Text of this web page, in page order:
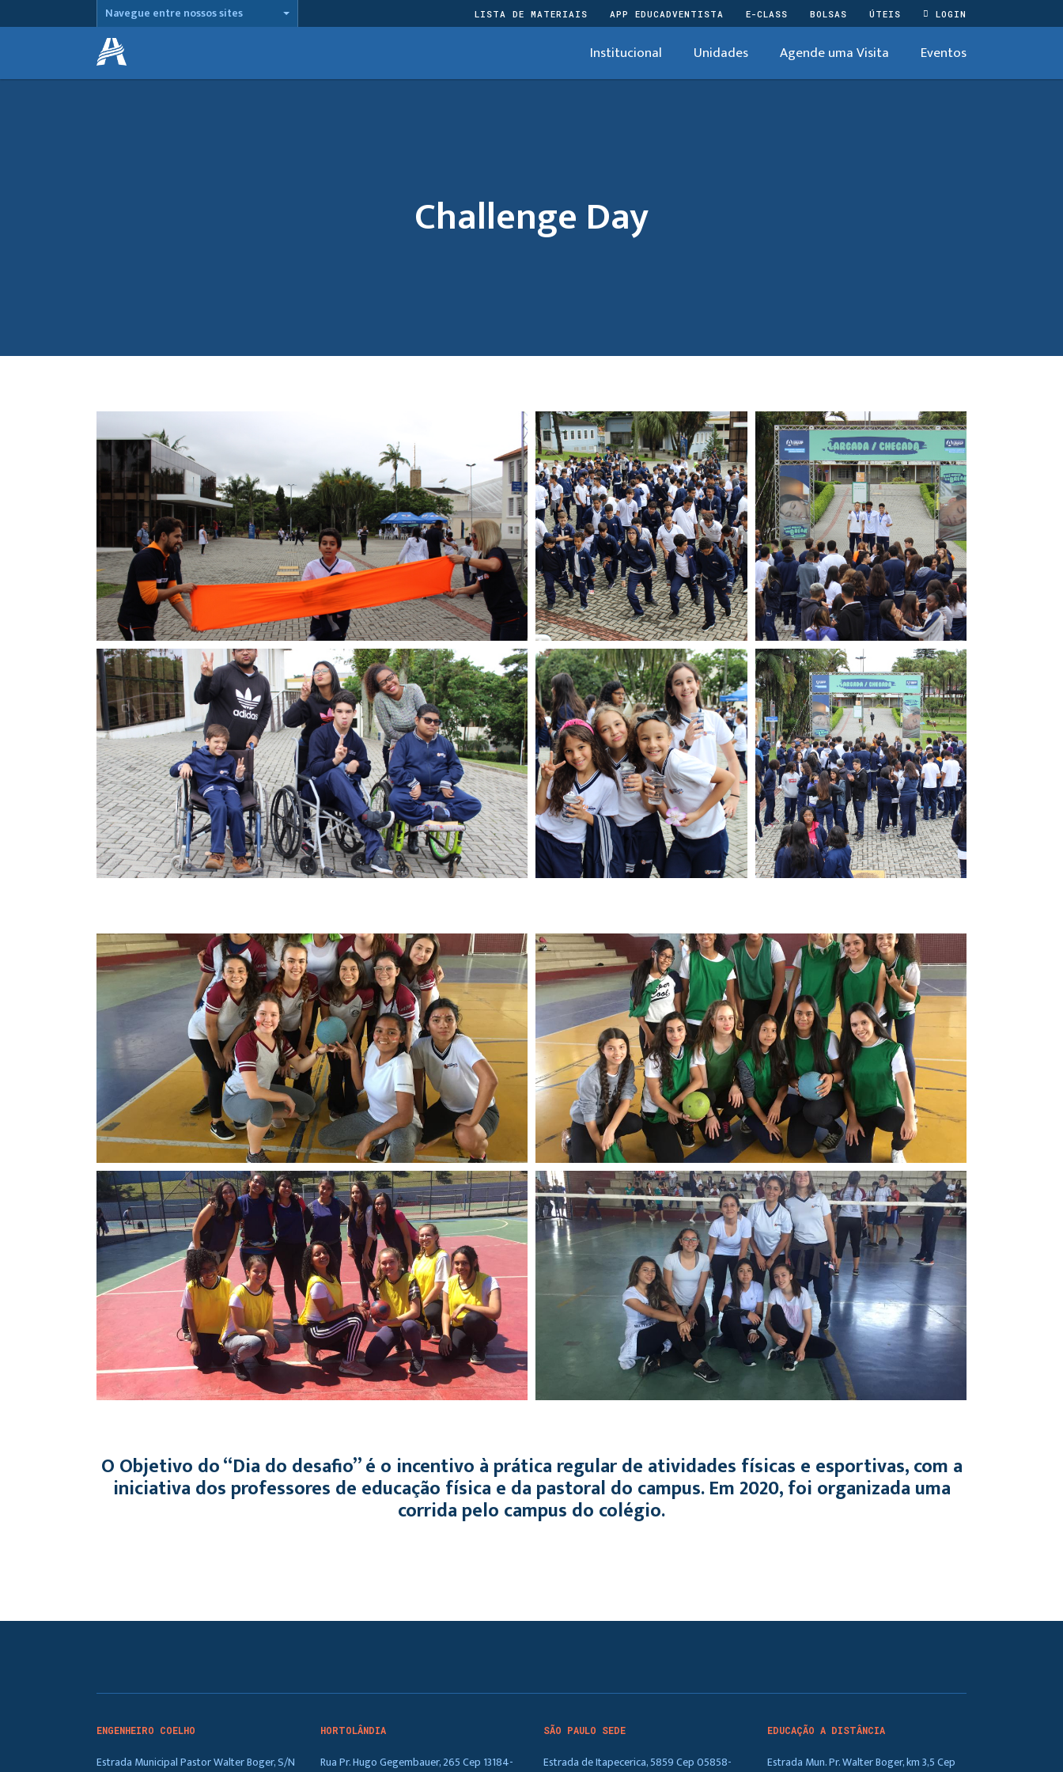
Navegue entre nossos sites LISTA DE MATERIAIS APP EDUCADVENTISTA E-CLASS BOLSAS ÚTEIS LOGIN
Institucional Unidades Agende uma Visita Eventos
Challenge Day
O Objetivo do “Dia do desafio” é o incentivo à prática regular de atividades físicas e esportivas, com a
iniciativa dos professores de educação física e da pastoral do campus. Em 2020, foi organizada uma
corrida pelo campus do colégio.
ENGENHEIRO COELHO
Estrada Municipal Pastor Walter Boger, S/N
HORTOLÂNDIA
Rua Pr. Hugo Gegembauer, 265 Cep 13184-
SÃO PAULO SEDE
Estrada de Itapecerica, 5859 Cep 05858-
EDUCAÇÃO A DISTÂNCIA
Estrada Mun. Pr. Walter Boger, km 3,5 Cep